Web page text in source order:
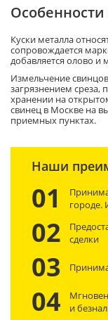
Куски металла
сопровождается
добавляется олово и
Измельчение
загрязнением среза,
хранении на
свинец в Москве на
приемных пунктах.
Наши
01
городе.
02
сделки
03
04
и